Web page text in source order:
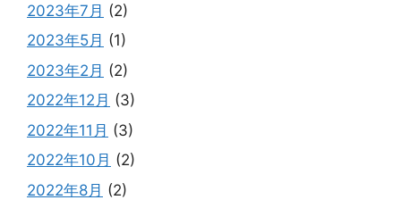
2023年7月 (2)
2023年5月 (1)
2023年2月 (2)
2022年12月 (3)
2022年11月 (3)
2022年10月 (2)
2022年8月 (2)